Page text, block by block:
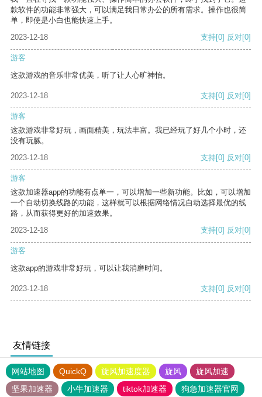
款软件的功能非常强大，可以满足我日常办公的所有需求。操作也很简
单，即使是小白也能快速上手。
2023-12-18
支持[0] 反对[0]
游客
这款游戏的音乐非常优美，听了让人心旷神怡。
2023-12-18 支持[0] 反对[0]
游客
这款游戏非常好玩，画面精美，玩法丰富。我已经玩了好几个小时，还
没有玩腻。
2023-12-18
支持[0] 反对[0]
游客
这款加速器app的功能有点单一，可以增加一些新功能。比如，可以增加
一个自动切换线路的功能，这样就可以根据网络情况自动选择最优的线
路，从而获得更好的加速效果。
2023-12-18
支持[0] 反对[0]
游客
这款app的游戏非常好玩，可以让我消磨时间。
2023-12-18 支持[0] 反对[0]
友情链接
网站地图 QuickQ 旋风加速度器 旋风
旋风加速
坚果加速器
小牛加速器 tiktok加速器 狗急加速器官网